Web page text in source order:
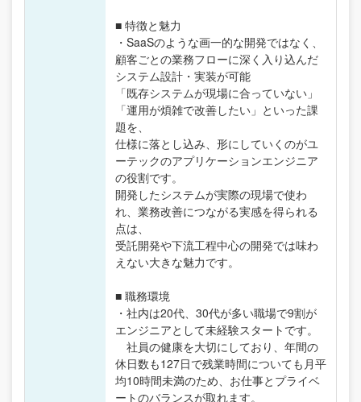
■ 特徴と魅力
・SaaSのような画一的な開発ではなく、
顧客ごとの業務フローに深く入り込んだ
システム設計・実装が可能
「既存システムが現場に合っていない」
「運用が煩雑で改善したい」といった課
題を、
仕様に落とし込み、形にしていくのがユ
ーテックのアプリケーションエンジニア
の役割です。
開発したシステムが実際の現場で使わ
れ、業務改善につながる実感を得られる
点は、
受託開発や下流工程中心の開発では味わ
えない大きな魅力です。
■ 職務環境
・社内は20代、30代が多い職場で9割が
エンジニアとして未経験スタートです。
社員の健康を大切にしており、年間の
休日数も127日で残業時間についても月平
均10時間未満のため、お仕事とプライベ
ートのバランスが取れます。